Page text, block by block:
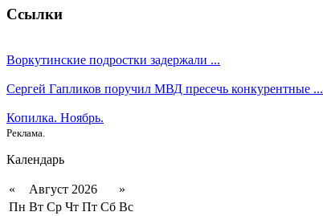
Ссылки
Воркутинские подростки задержали ...
Сергей Гапликов поручил МВД пресечь конкурентные ...
Копилка. Ноябрь.
Реклама.
Календарь
« Август 2026
»
Пн Вт Ср Чт Пт Сб Вс